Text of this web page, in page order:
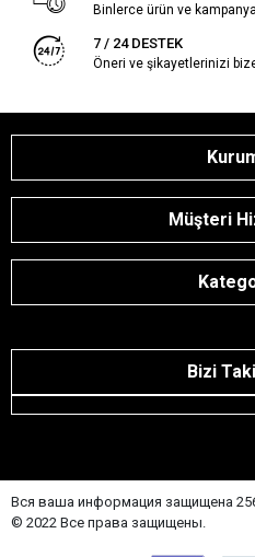
Binlerce ürün ve
7 / 24 DESTEK
Öneri ve şikayetlerinizi
Müşteri
Bizi
Вся ваша информация защищена
© 2022 Все права защищены.